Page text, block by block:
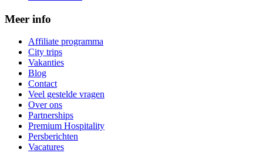
Meer info
Affiliate programma
City trips
Vakanties
Blog
Contact
Veel gestelde vragen
Over ons
Partnerships
Premium Hospitality
Persberichten
Vacatures